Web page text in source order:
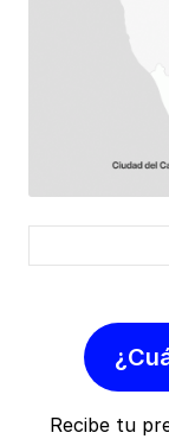
Recibe tu